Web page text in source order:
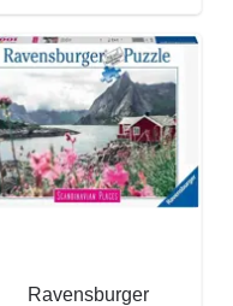
Ravensburger